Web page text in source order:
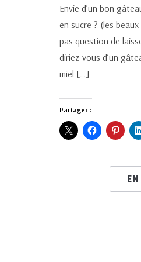
Envie d’un bon
en sucre ? (les
pas question de
diriez-vous d’un
miel […]
Partager :